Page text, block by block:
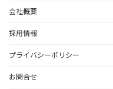
会社概要
採用情報
プライバシーポリシー
お問合せ